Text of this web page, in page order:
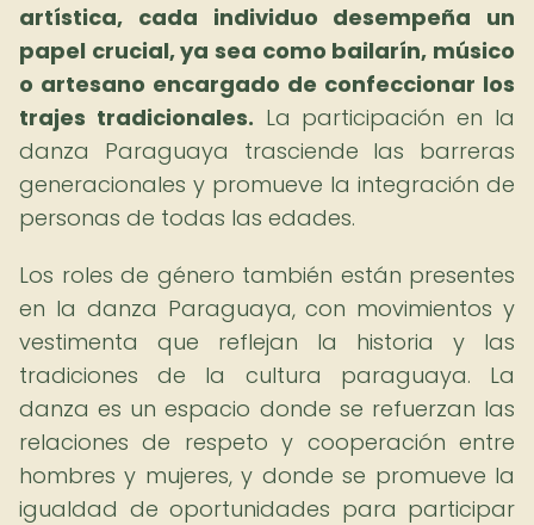
artística, cada individuo desempeña un
papel crucial, ya sea como bailarín, músico
o artesano encargado de confeccionar los
trajes tradicionales. La participación en la
danza Paraguaya trasciende las barreras
generacionales y promueve la integración de
personas de todas las edades.
Los roles de género también están presentes
en la danza Paraguaya, con movimientos y
vestimenta que reflejan la historia y las
tradiciones de la cultura paraguaya. La
danza es un espacio donde se refuerzan las
relaciones de respeto y cooperación entre
hombres y mujeres, y donde se promueve la
igualdad de oportunidades para participar